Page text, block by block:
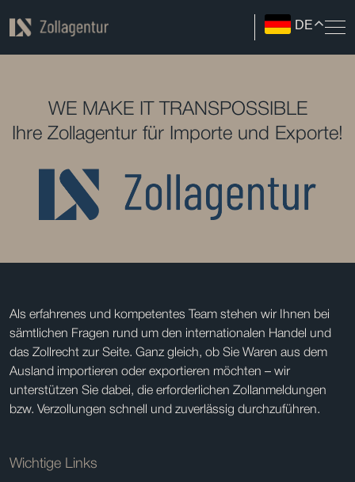
DE
WE MAKE IT TRANSPOSSIBLE
Ihre Zollagentur für Importe und Exporte!
Als erfahrenes und kompetentes Team stehen wir Ihnen bei
sämtlichen Fragen rund um den internationalen Handel und
das Zollrecht zur Seite. Ganz gleich, ob Sie Waren aus dem
Ausland importieren oder exportieren möchten – wir
unterstützen Sie dabei, die erforderlichen Zollanmeldungen
bzw. Verzollungen schnell und zuverlässig durchzuführen.
Wichtige Links